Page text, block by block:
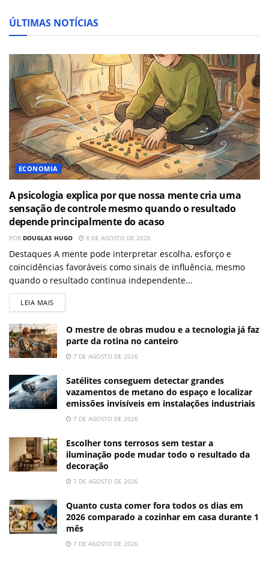
ÚLTIMAS NOTÍCIAS
ECONOMIA
A psicologia explica por que nossa mente cria uma
sensação de controle mesmo quando o resultado
depende principalmente do acaso
POR DOUGLAS HUGO 8 DE AGOSTO DE 2026
Destaques A mente pode interpretar escolha, esforço e
coincidências favoráveis como sinais de influência, mesmo
quando o resultado continua independente...
LEIA MAIS
O mestre de obras mudou e a tecnologia já faz
parte da rotina no canteiro
7 DE AGOSTO DE 2026
Satélites conseguem detectar grandes
vazamentos de metano do espaço e localizar
emissões invisíveis em instalações industriais
7 DE AGOSTO DE 2026
Escolher tons terrosos sem testar a
iluminação pode mudar todo o resultado da
decoração
7 DE AGOSTO DE 2026
Quanto custa comer fora todos os dias em
2026 comparado a cozinhar em casa durante 1
mês
7 DE AGOSTO DE 2026